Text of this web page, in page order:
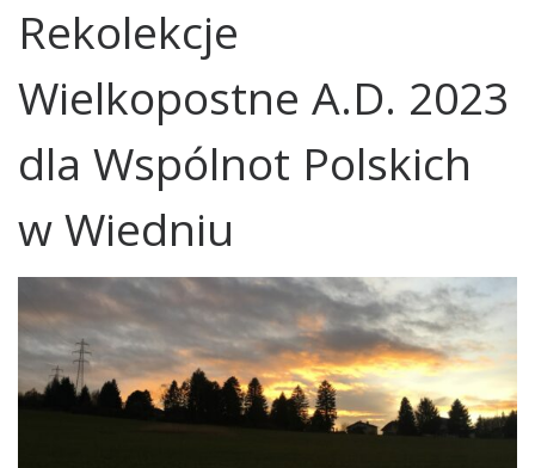
Rekolekcje
Wielkopostne A.D. 2023
dla Wspólnot Polskich
w Wiedniu